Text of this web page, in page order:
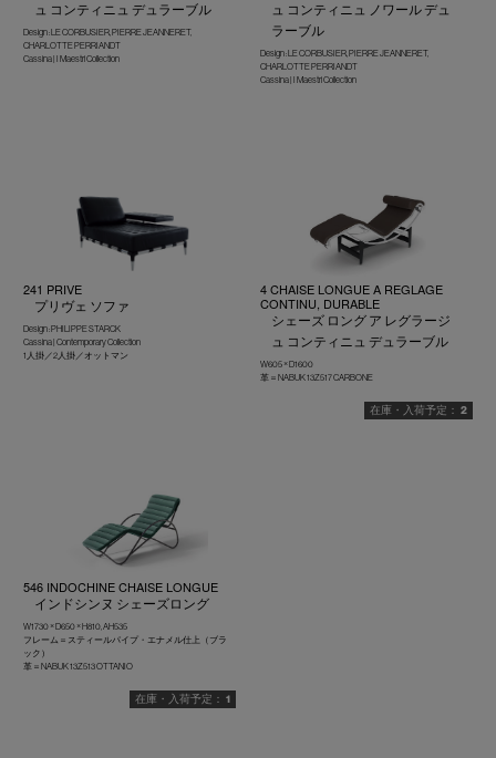
ュ コンティニュ デュラーブル
Design : LE CORBUSIER, PIERRE JEANNERET,
CHARLOTTE PERRIANDT
Cassina | I Maestri Collection
ュ コンティニュ ノワール デュ
ラーブル
Design : LE CORBUSIER, PIERRE JEANNERET,
CHARLOTTE PERRIANDT
Cassina | I Maestri Collection
241 PRIVE
プリヴェ ソファ
Design : PHILIPPE STARCK
Cassina | Contemporary Collection
1人掛／2人掛／オットマン
4 CHAISE LONGUE A REGLAGE
CONTINU, DURABLE
シェーズ ロング ア レグラージ
ュ コンティニュ デュラーブル
W605 × D1600
革＝NABUK 13Z517 CARBONE
2
546 INDOCHINE CHAISE LONGUE
インドシンヌ シェーズロング
W1730 × D650 × H810, AH535
フレーム＝スティールパイプ・エナメル仕上（ブラ
ック）
革＝NABUK 13Z513 OTTANIO
1